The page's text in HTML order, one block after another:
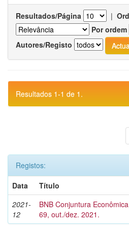
Resultados/Página |
Por ordem
Autores/Registo
Resultados 1-1 de 1.
Registos:
Data
Título
2021-
12
BNB Conjuntura
69, out./dez. 2021.